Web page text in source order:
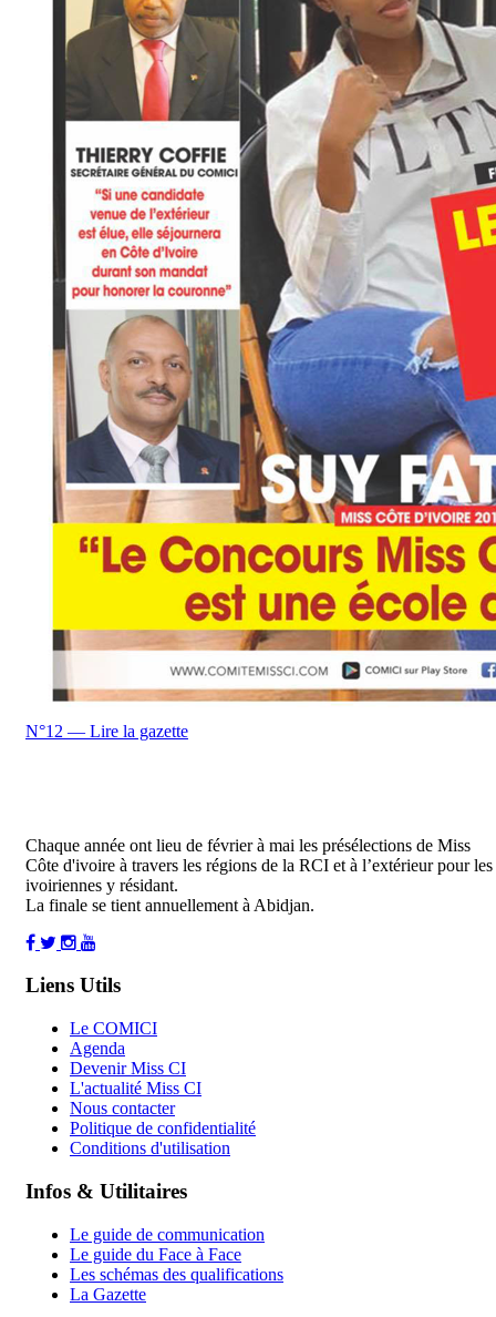
N°12 — Lire la gazette
Chaque année ont lieu de février à mai les présélections de Miss
Côte d'ivoire à travers les régions de la RCI et à l’extérieur pour les
ivoiriennes y résidant.
La finale se tient annuellement à Abidjan.
Liens Utils
Le COMICI
Agenda
Devenir Miss CI
L'actualité Miss CI
Nous contacter
Politique de confidentialité
Conditions d'utilisation
Infos & Utilitaires
Le guide de communication
Le guide du Face à Face
Les schémas des qualifications
La Gazette